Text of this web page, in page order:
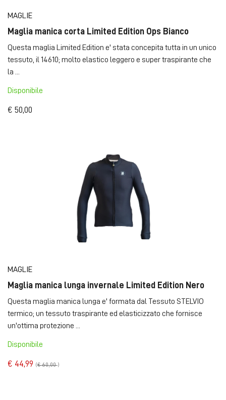
MAGLIE
Maglia manica corta Limited Edition Ops Bianco
Questa maglia Limited Edition e' stata concepita tutta in un unico
tessuto, il 14610; molto elastico leggero e super traspirante che
la ...
Disponibile
€ 50,00
MAGLIE
Maglia manica lunga invernale Limited Edition Nero
Questa maglia manica lunga e' formata dal Tessuto STELVIO
termico; un tessuto traspirante ed elasticizzato che fornisce
un'ottima protezione ...
Disponibile
€ 44,99 (€ 60,00)